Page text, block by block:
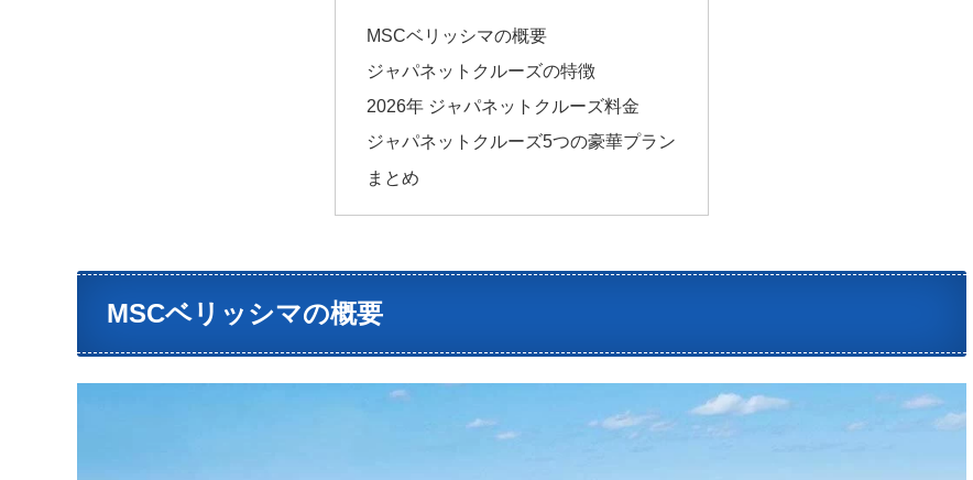
MSCベリッシマの概要
ジャパネットクルーズの特徴
2026年 ジャパネットクルーズ料金
ジャパネットクルーズ5つの豪華プラン
まとめ
MSCベリッシマの概要